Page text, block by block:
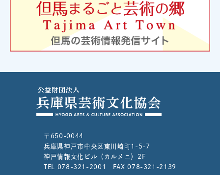
〒650-0044
兵庫県神戸市中央区東川崎町1-5-7
神戸情報文化ビル（カルメニ）2F
TEL 078-321-2001 FAX 078-321-2139